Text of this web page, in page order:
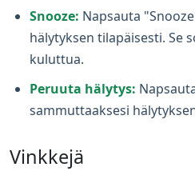
Snooze: Napsauta
hälytyksen tilapäisesti. Se
kuluttua.
Peruuta hälytys:
sammuttaaksesi
Vinkkejä